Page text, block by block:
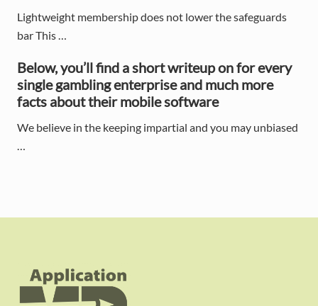
Lightweight membership does not lower the safeguards
bar This …
Below, you’ll find a short writeup on for every
single gambling enterprise and much more
facts about their mobile software
We believe in the keeping impartial and you may unbiased